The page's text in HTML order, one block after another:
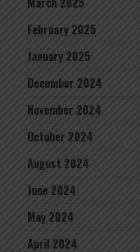
February 2025
January 2025
December 2024
November 2024
October 2024
August 2024
June 2024
May 2024
April 2024